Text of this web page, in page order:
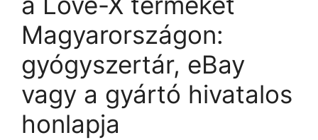
Magyarországon:
gyógyszertár, eBay
vagy a gyártó hivatalos
honlapja